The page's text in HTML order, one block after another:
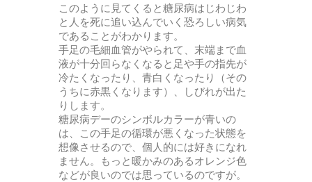
このように見てくると糖尿病はじわじわ
と人を死に追い込んでいく恐ろしい病気
であることがわかります。
手足の毛細血管がやられて、末端まで血
液が十分回らなくなると足や手の指先が
冷たくなったり、青白くなったり（その
うちに赤黒くなります）、しびれが出た
りします。
糖尿病デーのシンボルカラーが青いの
は、この手足の循環が悪くなった状態を
想像させるので、個人的には好きになれ
ません。もっと暖かみのあるオレンジ色
などが良いのでは思っているのですが。